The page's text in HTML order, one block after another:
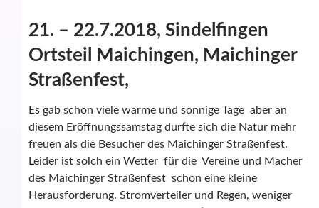
21. – 22.7.2018, Sindelfingen
Ortsteil Maichingen, Maichinger
Straßenfest,
Es gab schon viele warme und sonnige Tage aber an
diesem Eröffnungssamstag durfte sich die Natur mehr
freuen als die Besucher des Maichinger Straßenfest.
Leider ist solch ein Wetter für die Vereine und Macher
des Maichinger Straßenfest schon eine kleine
Herausforderung. Stromverteiler und Regen, weniger